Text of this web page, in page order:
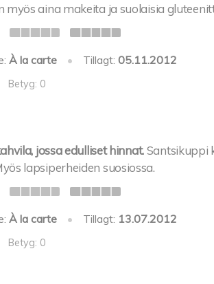
myös aina makeita ja suolaisia
À la carte • Tillagt: 05.11.2012
Betyg: 0
jossa edulliset hinnat.Santsikuppi
lapsiperheiden suosiossa.
À la carte • Tillagt: 13.07.2012
Betyg: 0